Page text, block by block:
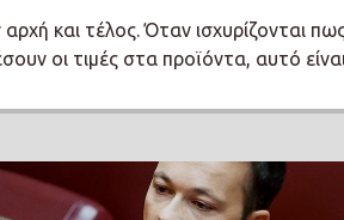
και τέλος. Όταν ισχυρίζονται
οι τιμές στα προϊόντα, αυτό